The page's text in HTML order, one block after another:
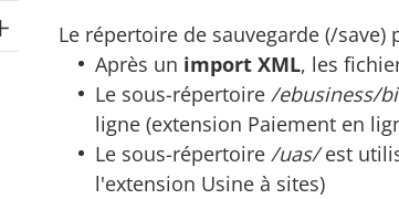
Le répertoire de sauvegarde (/
Après un import XML, les
Le sous-répertoire /ebusiness/
ligne (extension Paiement en
Le sous-répertoire /uas/est
l'extension Usine à sites)